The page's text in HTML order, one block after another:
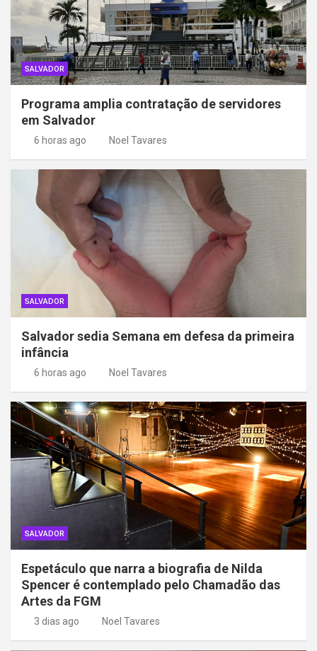
SALVADOR
Programa amplia contratação de servidores
em Salvador
6 horas ago Noel Tavares
SALVADOR
Salvador sedia Semana em defesa da primeira
infância
6 horas ago Noel Tavares
SALVADOR
Espetáculo que narra a biografia de Nilda
Spencer é contemplado pelo Chamadão das
Artes da FGM
3 dias ago Noel Tavares